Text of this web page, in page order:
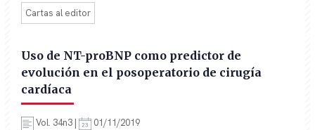
Cartas al editor
Uso de NT-proBNP como predictor de
evolución en el posoperatorio de cirugía
cardíaca
Vol. 34n3 | 01/11/2019